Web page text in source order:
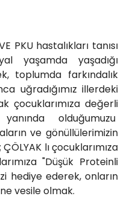
PKU hastalıkları tanısı
yaşamda yaşadığı
toplumda farkındalık
uğradığımız illerdeki
çocuklarımıza değerli
olduğumuzu
ve gönüllülerimizin
lı çocuklarımıza
"Düşük Proteinli
hediye ederek, onların
vesile olmak.